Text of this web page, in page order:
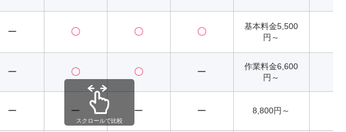
ー 〇 〇 〇
基本料金5,500
円～
ー 〇 〇 ー
作業料金6,600
円～
ー ー ー ー 8,800円～
スクロールで比較